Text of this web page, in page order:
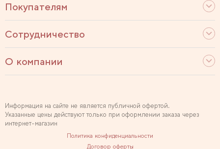
Покупателям
Сотрудничество
О компании
Информация на сайте не является публичной офертой.
Указанные цены действуют только при оформлении заказа через
интернет-магазин
Политика конфиденциальности
Договор оферты